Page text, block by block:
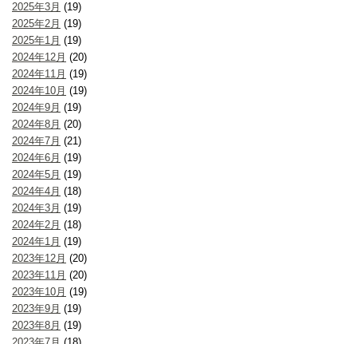
2025年3月 (19)
2025年2月 (19)
2025年1月 (19)
2024年12月 (20)
2024年11月 (19)
2024年10月 (19)
2024年9月 (19)
2024年8月 (20)
2024年7月 (21)
2024年6月 (19)
2024年5月 (19)
2024年4月 (18)
2024年3月 (19)
2024年2月 (18)
2024年1月 (19)
2023年12月 (20)
2023年11月 (20)
2023年10月 (19)
2023年9月 (19)
2023年8月 (19)